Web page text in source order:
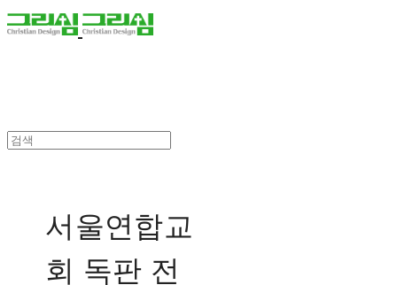
서울연합교
회 독판 전